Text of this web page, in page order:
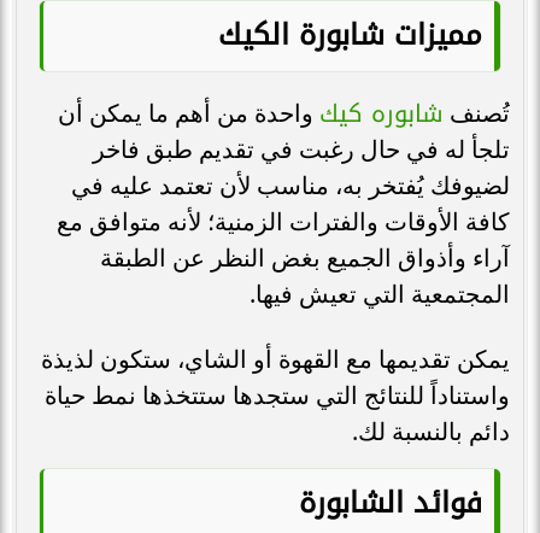
مميزات شابورة الكيك
تُصنف شابوره كيك واحدة من أهم ما يمكن أن
تلجأ له في حال رغبت في تقديم طبق فاخر
لضيوفك يُفتخر به، مناسب لأن تعتمد عليه في
كافة الأوقات والفترات الزمنية؛ لأنه متوافق مع
آراء وأذواق الجميع بغض النظر عن الطبقة
المجتمعية التي تعيش فيها.
يمكن تقديمها مع القهوة أو الشاي، ستكون لذيذة
واستناداً للنتائج التي ستجدها ستتخذها نمط حياة
دائم بالنسبة لك.
فوائد الشابورة